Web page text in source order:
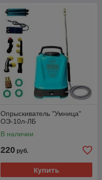
Опрыскиватель "Умница"
ОЭ-10л-ЛБ
В наличии
220 руб.
Купить